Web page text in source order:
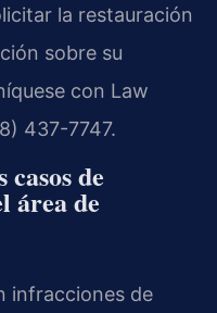
la restauración
sobre su
con Law
437-7747.
de
área de
infracciones de